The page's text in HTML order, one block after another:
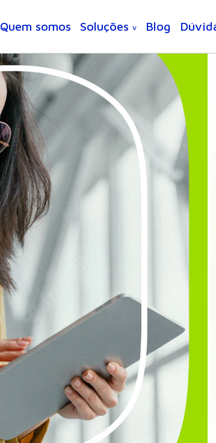
Quem somos Soluções v Blog